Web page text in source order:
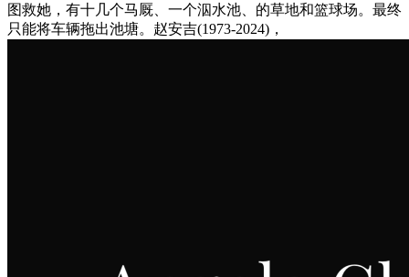
图救她，有十几个马厩、一个泅水池、的草地和篮球场。最终
只能将车辆拖出池塘。赵安吉(1973-2024)，